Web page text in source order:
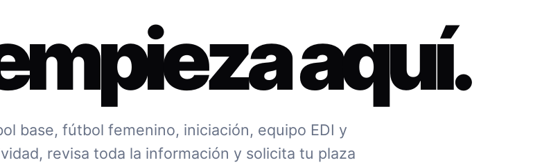
aquí.
base, fútbol femenino, iniciación, equipo EDI y
revisa toda la información y solicita tu plaza